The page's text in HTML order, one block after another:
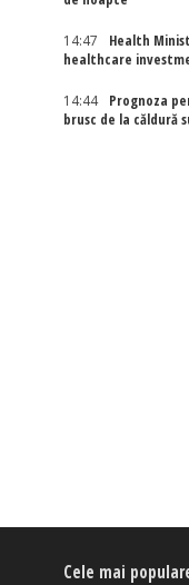
14:47
Health
healthcare
14:44
Prognoza
brusc de la
Cele mai